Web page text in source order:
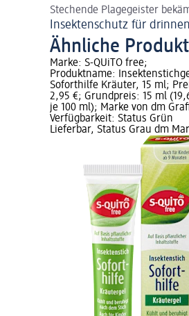
Stechende Plagegeister
Insektenschutz für
Ähnliche
Marke: S-QUiTO free;
Produktname:
Soforthilfe Kräuter, 15 ml;
2,95 €; Grundpreis: 15 ml
je 100 ml); Marke von dm
Verfügbarkeit: Status Grün
Lieferbar, Status Grau dm